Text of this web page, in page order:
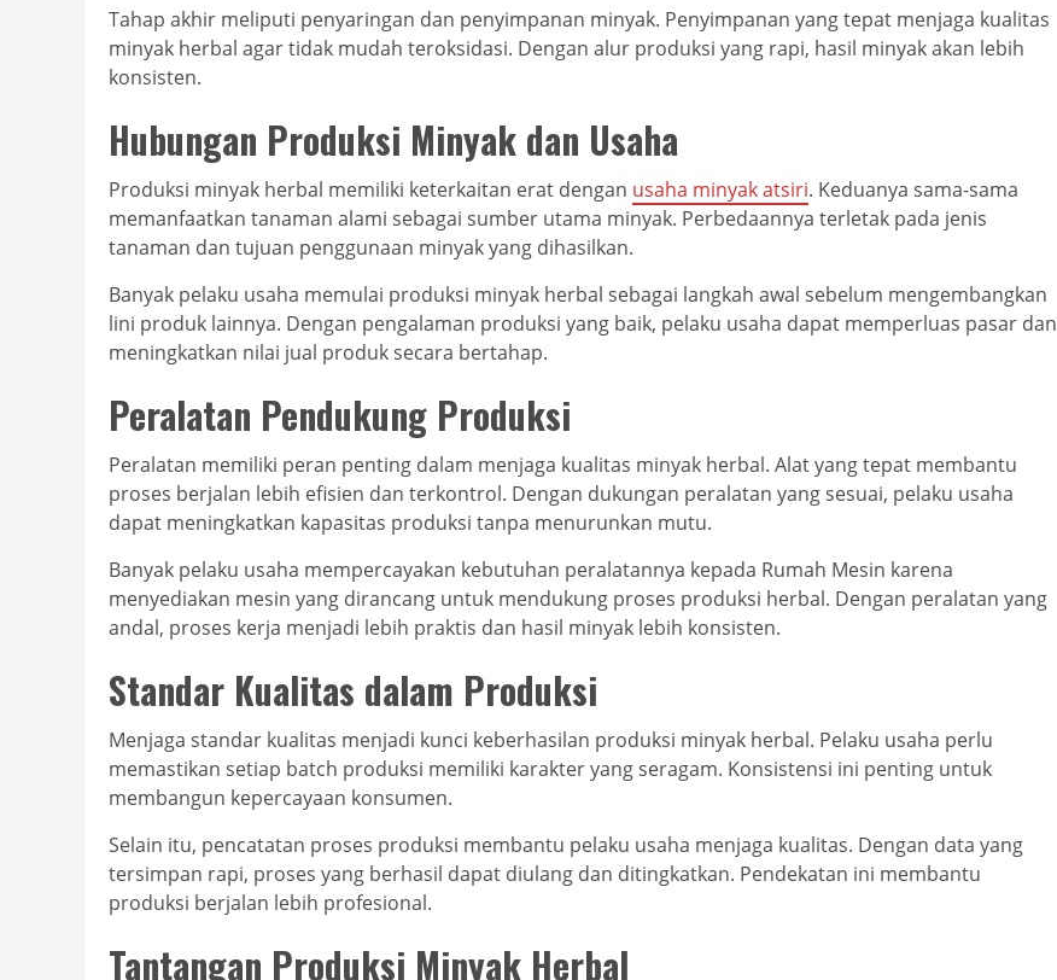
Tahap akhir meliputi penyaringan dan penyimpanan minyak. Penyimpanan yang tepat menjaga kualitas
minyak herbal agar tidak mudah teroksidasi. Dengan alur produksi yang rapi, hasil minyak akan lebih
konsisten.
Hubungan Produksi Minyak dan Usaha
Produksi minyak herbal memiliki keterkaitan erat dengan usaha minyak atsiri. Keduanya sama-sama
memanfaatkan tanaman alami sebagai sumber utama minyak. Perbedaannya terletak pada jenis
tanaman dan tujuan penggunaan minyak yang dihasilkan.
Banyak pelaku usaha memulai produksi minyak herbal sebagai langkah awal sebelum mengembangkan
lini produk lainnya. Dengan pengalaman produksi yang baik, pelaku usaha dapat memperluas pasar dan
meningkatkan nilai jual produk secara bertahap.
Peralatan Pendukung Produksi
Peralatan memiliki peran penting dalam menjaga kualitas minyak herbal. Alat yang tepat membantu
proses berjalan lebih efisien dan terkontrol. Dengan dukungan peralatan yang sesuai, pelaku usaha
dapat meningkatkan kapasitas produksi tanpa menurunkan mutu.
Banyak pelaku usaha mempercayakan kebutuhan peralatannya kepada Rumah Mesin karena
menyediakan mesin yang dirancang untuk mendukung proses produksi herbal. Dengan peralatan yang
andal, proses kerja menjadi lebih praktis dan hasil minyak lebih konsisten.
Standar Kualitas dalam Produksi
Menjaga standar kualitas menjadi kunci keberhasilan produksi minyak herbal. Pelaku usaha perlu
memastikan setiap batch produksi memiliki karakter yang seragam. Konsistensi ini penting untuk
membangun kepercayaan konsumen.
Selain itu, pencatatan proses produksi membantu pelaku usaha menjaga kualitas. Dengan data yang
tersimpan rapi, proses yang berhasil dapat diulang dan ditingkatkan. Pendekatan ini membantu
produksi berjalan lebih profesional.
Tantangan Produksi Minyak Herbal